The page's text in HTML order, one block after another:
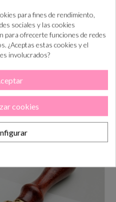
color DORADO
para fines de rendimiento,
sociales y las cookies
para ofrecerte funciones de redes
¿Aceptas estas cookies y el
involucrados?
cookies